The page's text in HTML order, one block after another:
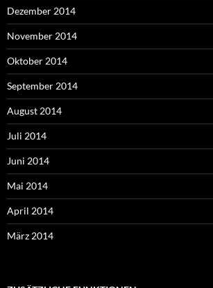
Dezember 2014
November 2014
Oktober 2014
September 2014
August 2014
Juli 2014
Juni 2014
Mai 2014
April 2014
März 2014